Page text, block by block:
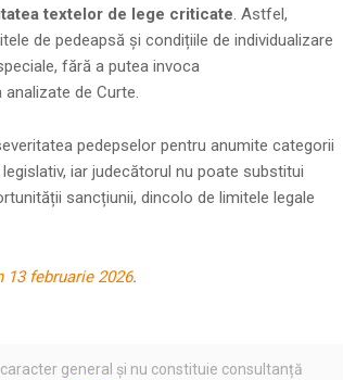
textelor de lege criticate. Astfel,
de pedeapsă și condițiile de individualizare
fără a putea invoca
de Curte.
pedepselor pentru anumite categorii
iar judecătorul nu poate substitui
sancțiunii, dincolo de limitele legale
13 februarie 2026.
general și nu constituie consultanță